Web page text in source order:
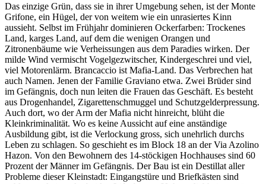
Das einzige Grün, dass sie in ihrer Umgebung sehen, ist der Monte
Grifone, ein Hügel, der von weitem wie ein unrasiertes Kinn
aussieht. Selbst im Frühjahr dominieren Ockerfarben: Trockenes
Land, karges Land, auf dem die wenigen Orangen und
Zitronenbäume wie Verheissungen aus dem Paradies wirken. Der
milde Wind vermischt Vogelgezwitscher, Kindergeschrei und viel,
viel Motorenlärm. Brancaccio ist Mafia-Land. Das Verbrechen hat
auch Namen. Jenen der Familie Graviano etwa. Zwei Brüder sind
im Gefängnis, doch nun leiten die Frauen das Geschäft. Es besteht
aus Drogenhandel, Zigarettenschmuggel und Schutzgelderpressung.
Auch dort, wo der Arm der Mafia nicht hinreicht, blüht die
Kleinkriminalität. Wo es keine Aussicht auf eine anständige
Ausbildung gibt, ist die Verlockung gross, sich unehrlich durchs
Leben zu schlagen. So geschieht es im Block 18 an der Via Azolino
Hazon. Von den Bewohnern des 14-stöckigen Hochhauses sind 60
Prozent der Männer im Gefängnis. Der Bau ist ein Destillat aller
Probleme dieser Kleinstadt: Eingangstüre und Briefkästen sind